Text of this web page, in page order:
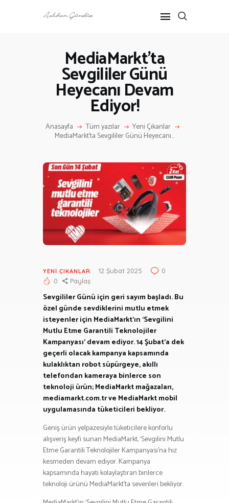
MediaMarkt’ta
Sevgililer Günü
Heyecanı Devam
Ediyor!
Anasayfa Tüm yazılar Yeni Çıkanlar
MediaMarkt’ta Sevgililer Günü Heyecanı...
ANASAYFA
RÖPORTAJ
ANNE-ÇOCUK
KÜLTÜR SANAT
HAKKIMDA
YENI ÇIKANLAR 12 Şubat 2025
0
0
Paylaş
Sevgililer Günü için geri sayım başladı. Bu
özel günde sevdiklerini mutlu etmek
isteyenler için MediaMarkt’ın ‘Sevgilini
Mutlu Etme Garantili Teknolojiler
Kampanyası’ devam ediyor. 14 Şubat’a dek
geçerli olacak kampanya kapsamında
kulaklıktan robot süpürgeye, akıllı
telefondan kameraya binlerce son
teknoloji ürün; MediaMarkt mağazaları,
mediamarkt.com.tr ve MediaMarkt mobil
uygulamasında tüketicileri bekliyor.
Geniş ürün yelpazesiyle tüketicilere konforlu
alışveriş keyfi sunan MediaMarkt, ‘Sevgilini Mutlu
Etme Garantili Teknolojiler Kampanyası’na hız
kesmeden devam ediyor. Kampanya
kapsamında hayatı kolaylaştıran binlerce
teknoloji ürünü MediaMarkt’ta sevenleri bekliyor.